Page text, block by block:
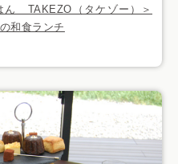
ん TAKEZO（タケゾー）＞
和食ランチ